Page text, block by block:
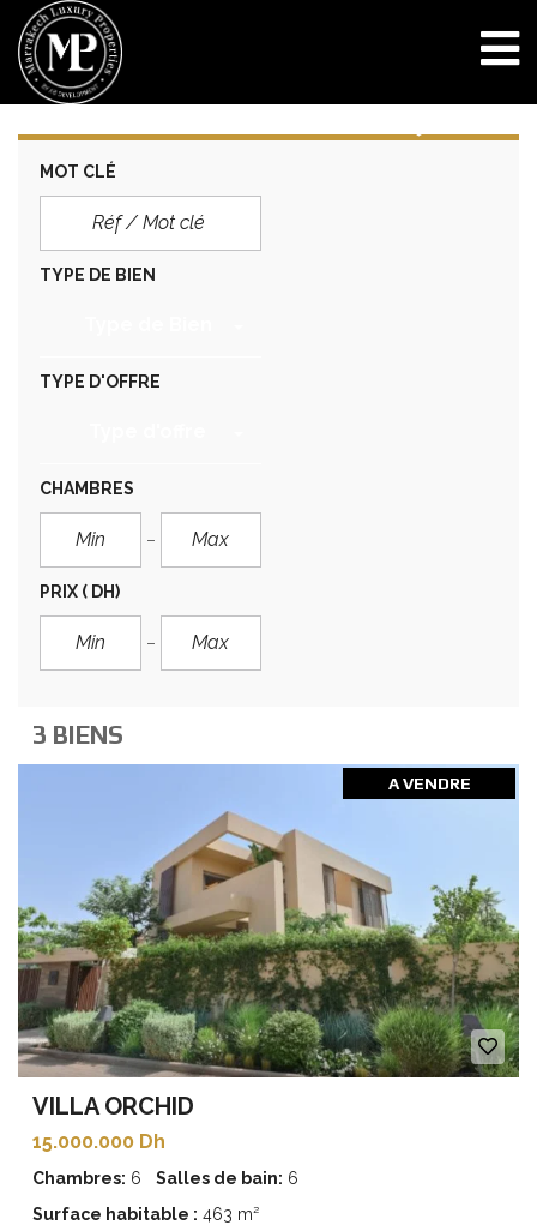
MOT CLÉ
TYPE DE BIEN
TYPE D'OFFRE
CHAMBRES
PRIX ( DH)
3 BIENS
A VENDRE
VILLA ORCHID
15.000.000 Dh
Chambres: 6 Salles de bain: 6
Surface habitable : 463 m²